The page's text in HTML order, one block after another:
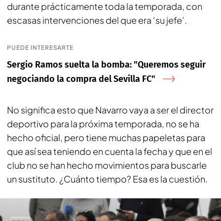
durante prácticamente toda la temporada, con
escasas intervenciones del que era ‘su jefe’.
PUEDE INTERESARTE
Sergio Ramos suelta la bomba: "Queremos seguir
negociando la compra del Sevilla FC"
No significa esto que Navarro vaya a ser el director
deportivo para la próxima temporada, no se ha
hecho oficial, pero tiene muchas papeletas para
que así sea teniendo en cuenta la fecha y que en el
club no se han hecho movimientos para buscarle
un sustituto. ¿Cuánto tiempo? Esa es la cuestión.